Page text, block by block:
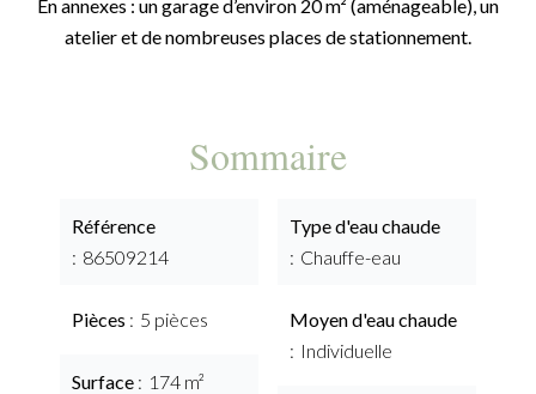
En annexes : un garage d’environ 20 m² (aménageable), un
atelier et de nombreuses places de stationnement.
Sommaire
Référence
86509214
Pièces 5 pièces
Surface 174 m²
Type d'eau chaude
Chauffe-eau
Moyen d'eau chaude
Individuelle